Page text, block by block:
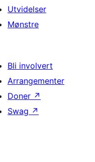
Utvidelser
Mønstre
Bli involvert
Arrangementer
Doner ↗
Swag ↗